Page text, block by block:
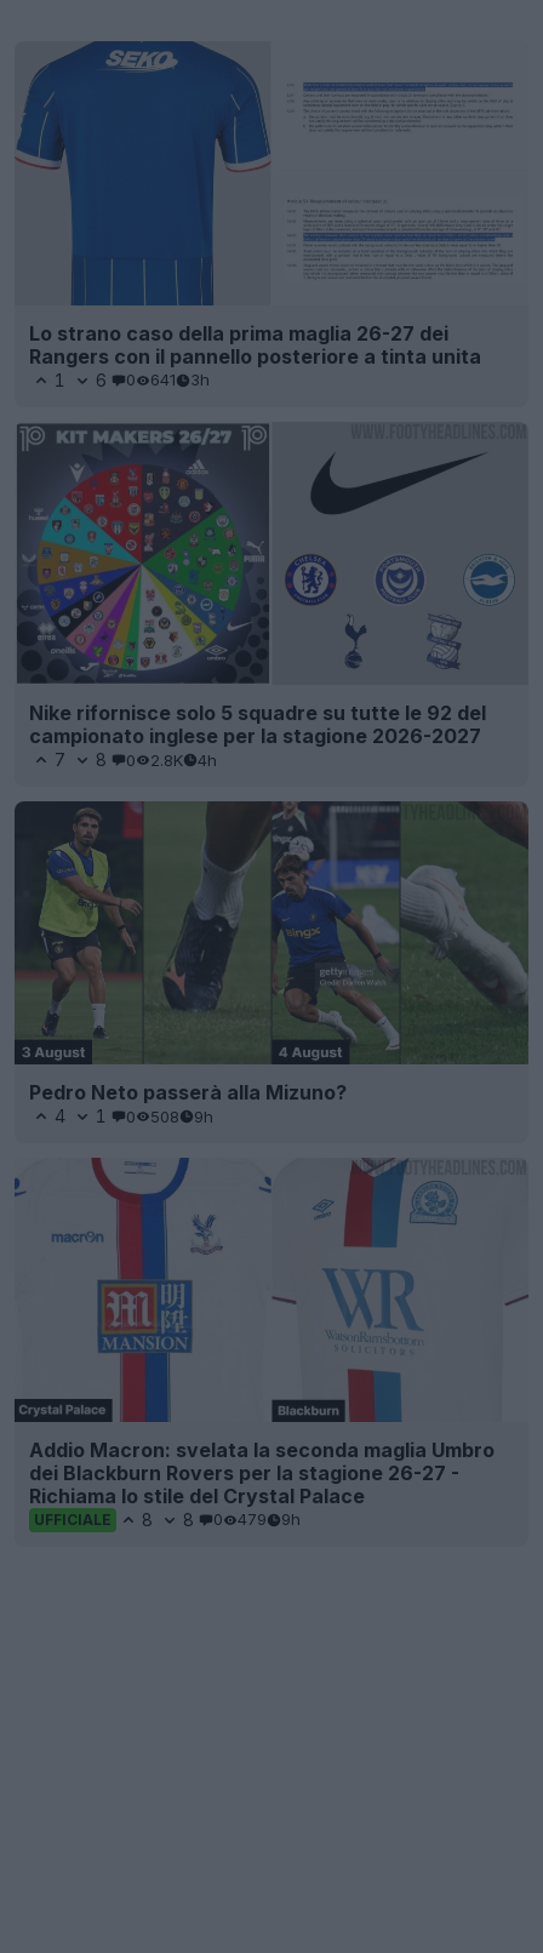
Lo strano caso della prima maglia 26-27 dei
Rangers con il pannello posteriore a tinta unita
1 6 0 641 3h
Nike rifornisce solo 5 squadre su tutte le 92 del
campionato inglese per la stagione 2026-2027
7 8 0 2.8K 4h
Pedro Neto passerà alla Mizuno?
4 1 0 508 9h
Addio Macron: svelata la seconda maglia Umbro
dei Blackburn Rovers per la stagione 26-27 -
Richiama lo stile del Crystal Palace
UFFICIALE 8 8 0 479 9h